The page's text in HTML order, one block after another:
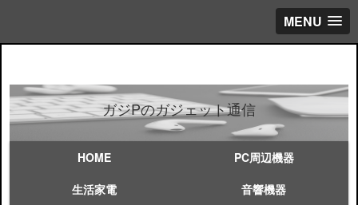
MENU
ガジPのガジェット通信
HOME
PC周辺機器
生活家電
音響機器